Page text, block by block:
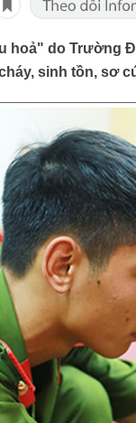
hoả" do Trường
sinh tồn, sơ